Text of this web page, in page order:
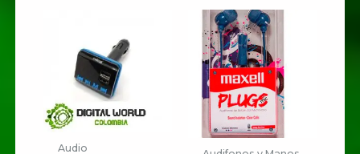
Correo electrónico
Guardar mi nombre, correo
Audio